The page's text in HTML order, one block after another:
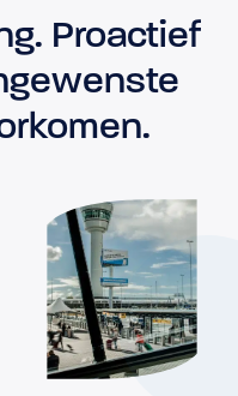
00
Proactief